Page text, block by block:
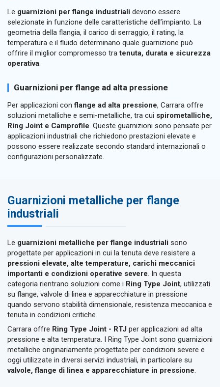
Le guarnizioni per flange industriali devono essere
selezionate in funzione delle caratteristiche dell’impianto. La
geometria della flangia, il carico di serraggio, il rating, la
temperatura e il fluido determinano quale guarnizione può
offrire il miglior compromesso tratenuta, durata e sicurezza
operativa.
Guarnizioni per flange ad alta pressione
Per applicazioni conflange ad alta pressione, Carrara offre
soluzioni metalliche e semi-metalliche, tra cui spirometalliche,
Ring Joint e Camprofile. Queste guarnizioni sono pensate per
applicazioni industriali che richiedono prestazioni elevate e
possono essere realizzate secondo standard internazionali o
configurazioni personalizzate.
Guarnizioni metalliche per flange
industriali
Le guarnizioni metalliche per flange industriali sono
progettate per applicazioni in cui la tenuta deve resistere a
pressioni elevate, alte temperature, carichi meccanici
importanti e condizioni operative severe. In questa
categoria rientrano soluzioni come i Ring Type Joint, utilizzati
su flange, valvole di linea e apparecchiature in pressione
quando servono stabilità dimensionale, resistenza meccanica e
tenuta in condizioni critiche.
Carrara offre Ring Type Joint - RTJ per applicazioni ad alta
pressione e alta temperatura. I Ring Type Joint sono guarnizioni
metalliche originariamente progettate per condizioni severe e
oggi utilizzate in diversi servizi industriali, in particolare su
valvole, flange di linea e apparecchiature in pressione.